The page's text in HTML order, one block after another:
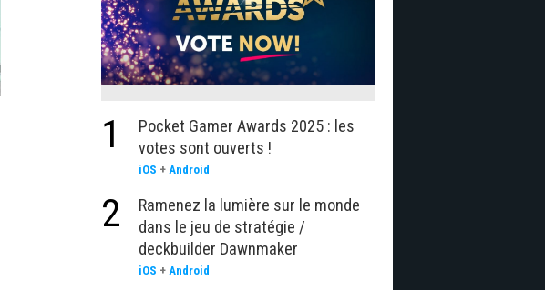
1
Pocket Gamer Awards 2025 : les
votes sont ouverts !
iOS + Android
2
Ramenez la lumière sur le monde
dans le jeu de stratégie /
deckbuilder Dawnmaker
iOS + Android